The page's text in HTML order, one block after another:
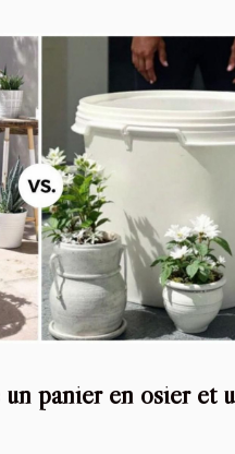
panier en osier et